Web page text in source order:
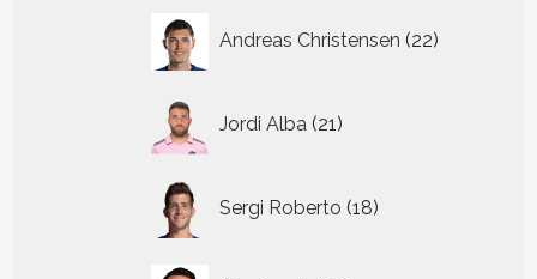
Andreas Christensen 22
producten
Jordi Alba 21
producten
Sergi Roberto 18
producten